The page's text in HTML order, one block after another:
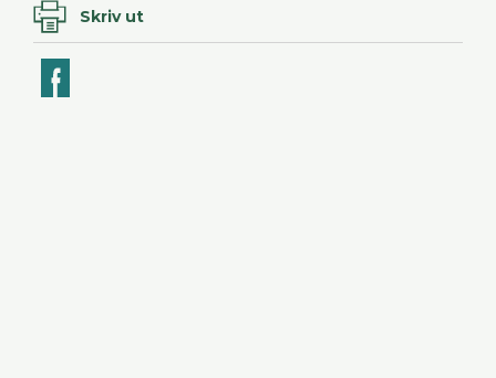
Skriv ut